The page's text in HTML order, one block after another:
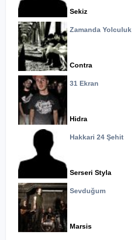
Sekiz
Zamanda Yolculuk
Contra
31 Ekran
Hidra
Hakkari 24 Şehit
Serseri Styla
Sevduğum
Marsis